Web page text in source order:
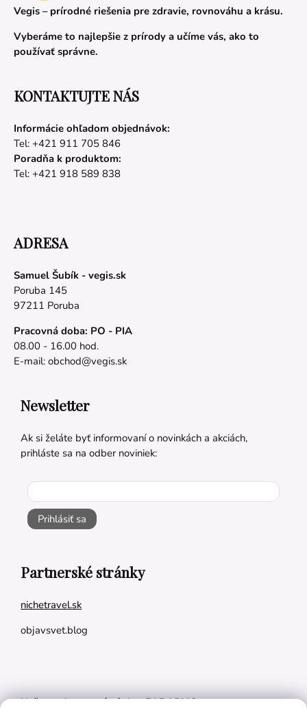
Vegis – prírodné riešenia pre zdravie, rovnováhu a krásu.
Vyberáme to najlepšie z prírody a učíme vás, ako to
používať správne.
KONTAKTUJTE NÁS
Informácie ohľadom objednávok:
Tel: +421 911 705 846
Poradňa k produktom:
Tel: +421 918 589 838
ADRESA
Samuel Šubík - vegis.sk
Poruba 145
97211 Poruba
Pracovná doba: PO - PIA
08.00 - 16.00 hod.
E-mail: obchod@vegis.sk
Newsletter
Ak si želáte byť informovaní o novinkách a akciách,
prihláste sa na odber noviniek:
Prihlásiť sa
Partnerské stránky
nichetravel.sk
objavsvet.blog
Naše appky pre vás úplne ZADARMO: